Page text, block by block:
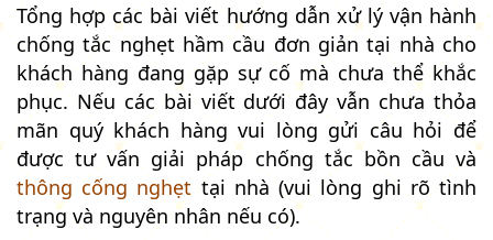
Tổng hợp các bài viết hướng dẫn xử lý vận hành
chống tắc nghẹt hầm cầu đơn giản tại nhà cho
khách hàng đang gặp sự cố mà chưa thể khắc
phục. Nếu các bài viết dưới đây vẫn chưa thỏa
mãn quý khách hàng vui lòng gửi câu hỏi để
được tư vấn giải pháp chống tắc bồn cầu và
thông cống nghẹt tại nhà (vui lòng ghi rõ tình
trạng và nguyên nhân nếu có).